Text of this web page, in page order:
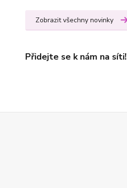
Zobrazit všechny novinky
Přidejte se k nám na síti!